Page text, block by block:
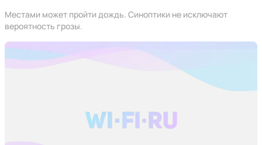
Местами может пройти дождь. Синоптики не исключают
вероятность грозы.